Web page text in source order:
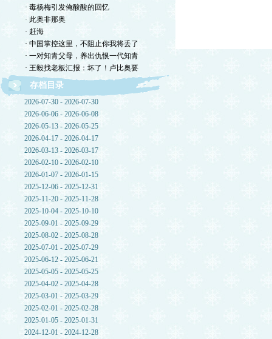
· 毒杨梅引发俺酸酸的回忆
· 此奥非那奥
· 赶海
· 中国掌控这里，不阻止你我将丢了
· 一对知青父母，养出仇恨一代知青
· 王毅找老板汇报：坏了！卢比奥要
存档目录
2026-07-30 - 2026-07-30
2026-06-06 - 2026-06-08
2026-05-13 - 2026-05-25
2026-04-17 - 2026-04-17
2026-03-13 - 2026-03-17
2026-02-10 - 2026-02-10
2026-01-07 - 2026-01-15
2025-12-06 - 2025-12-31
2025-11-20 - 2025-11-28
2025-10-04 - 2025-10-10
2025-09-01 - 2025-09-29
2025-08-02 - 2025-08-28
2025-07-01 - 2025-07-29
2025-06-12 - 2025-06-21
2025-05-05 - 2025-05-25
2025-04-02 - 2025-04-28
2025-03-01 - 2025-03-29
2025-02-01 - 2025-02-28
2025-01-05 - 2025-01-31
2024-12-01 - 2024-12-28